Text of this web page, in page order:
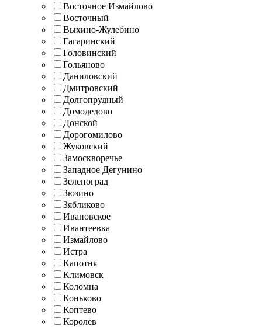
Восточное Измайлово
Восточный
Выхино-Жулебино
Гагаринский
Головинский
Гольяново
Даниловский
Дмитровский
Долгопрудный
Домодедово
Донской
Дорогомилово
Жуковский
Замоскворечье
Западное Дегунино
Зеленоград
Зюзино
Зябликово
Ивановское
Ивантеевка
Измайлово
Истра
Капотня
Климовск
Коломна
Коньково
Коптево
Королёв